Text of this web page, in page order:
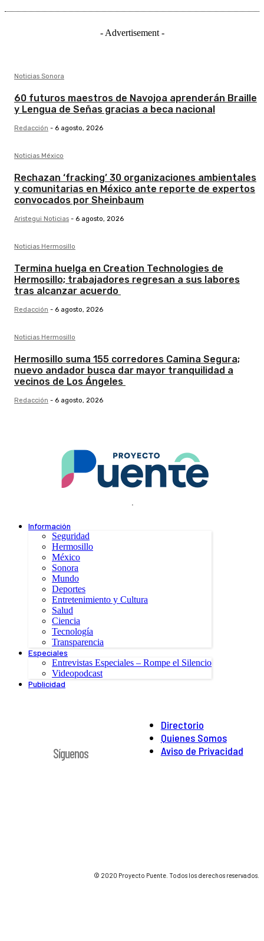
- Advertisement -
Noticias Sonora
60 futuros maestros de Navojoa aprenderán Braille
y Lengua de Señas gracias a beca nacional
Redacción - 6 agosto, 2026
Noticias México
Rechazan ‘fracking’ 30 organizaciones ambientales
y comunitarias en México ante reporte de expertos
convocados por Sheinbaum
Aristegui Noticias - 6 agosto, 2026
Noticias Hermosillo
Termina huelga en Creation Technologies de
Hermosillo; trabajadores regresan a sus labores
tras alcanzar acuerdo
Redacción - 6 agosto, 2026
Noticias Hermosillo
Hermosillo suma 155 corredores Camina Segura;
nuevo andador busca dar mayor tranquilidad a
vecinos de Los Ángeles
Redacción - 6 agosto, 2026
.
Información
Seguridad
Hermosillo
México
Sonora
Mundo
Deportes
Entretenimiento y Cultura
Salud
Ciencia
Tecnología
Transparencia
Especiales
Entrevistas Especiales – Rompe el Silencio
Videopodcast
Publicidad
Directorio
Quienes Somos
Aviso de Privacidad
Síguenos
© 2020 Proyecto Puente. Todos los derechos reservados.